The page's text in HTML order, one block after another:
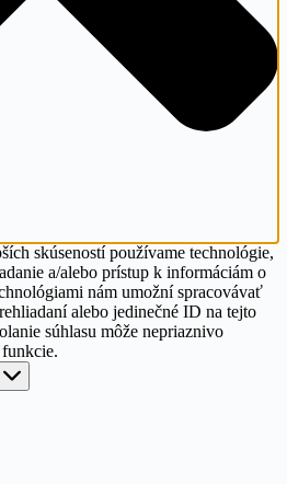
skúseností používame technológie,
a/alebo prístup k informáciám o
nám umožní spracovávať
alebo jedinečné ID na tejto
súhlasu môže nepriaznivo